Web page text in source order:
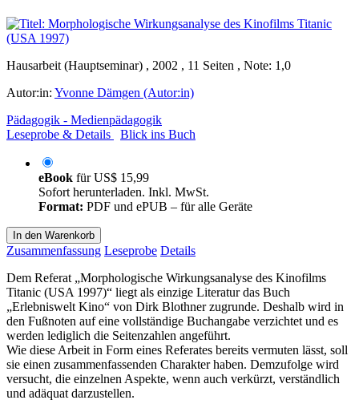
Hausarbeit (Hauptseminar) , 2002 , 11 Seiten , Note: 1,0
Autor:in: Yvonne Dämgen (Autor:in)
Pädagogik - Medienpädagogik
Leseprobe & Details
Blick ins Buch
eBook fürUS$ 15,99
Sofort herunterladen. Inkl. MwSt.
Format: PDF und ePUB – für alle Geräte
In den Warenkorb
Zusammenfassung Leseprobe Details
Dem Referat „Morphologische Wirkungsanalyse des Kinofilms
Titanic (USA 1997)“ liegt als einzige Literatur das Buch
„Erlebniswelt Kino“ von Dirk Blothner zugrunde. Deshalb wird in
den Fußnoten auf eine vollständige Buchangabe verzichtet und es
werden lediglich die Seitenzahlen angeführt.
Wie diese Arbeit in Form eines Referates bereits vermuten lässt, soll
sie einen zusammenfassenden Charakter haben. Demzufolge wird
versucht, die einzelnen Aspekte, wenn auch verkürzt, verständlich
und adäquat darzustellen.